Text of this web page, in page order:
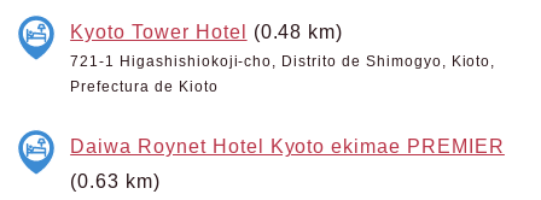
Kyoto Tower Hotel (0.48 km)
721-1 Higashishiokoji-cho, Distrito de Shimogyo, Kioto,
Prefectura de Kioto
Daiwa Roynet Hotel Kyoto ekimae PREMIER
(0.63 km)